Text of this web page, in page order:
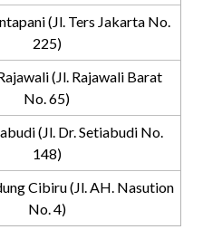
(Jl. Ters Jakarta No.
225)
(Jl. Rajawali Barat
No. 65)
(Jl. Dr. Setiabudi No.
148)
Cibiru (Jl. AH. Nasution
No. 4)